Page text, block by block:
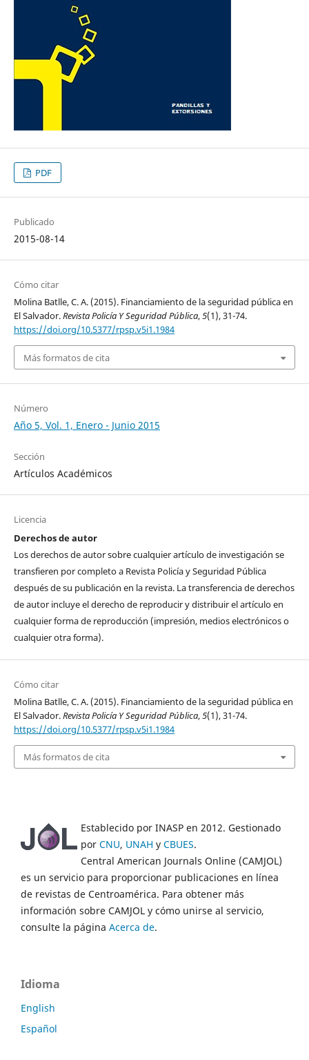
PDF
Publicado
2015-08-14
Cómo citar
Molina Batlle, C. A. (2015). Financiamiento de la seguridad pública en
El Salvador.Revista Policía Y Seguridad Pública,5(1), 31-74.
https://doi.org/10.5377/rpsp.v5i1.1984
Más formatos de cita
Número
Año 5, Vol. 1, Enero - Junio 2015
Sección
Artículos Académicos
Licencia
Derechos de autor
Los derechos de autor sobre cualquier artículo de investigación se
transfieren por completo a Revista Policía y Seguridad Pública
después de su publicación en la revista. La transferencia de derechos
de autor incluye el derecho de reproducir y distribuir el artículo en
cualquier forma de reproducción (impresión, medios electrónicos o
cualquier otra forma).
Cómo citar
Molina Batlle, C. A. (2015). Financiamiento de la seguridad pública en
El Salvador.Revista Policía Y Seguridad Pública,5(1), 31-74.
https://doi.org/10.5377/rpsp.v5i1.1984
Más formatos de cita
Establecido por INASP en 2012. Gestionado
por CNU, UNAH y CBUES.
Central American Journals Online (CAMJOL)
es un servicio para proporcionar publicaciones en línea
de revistas de Centroamérica. Para obtener más
información sobre CAMJOL y cómo unirse al servicio,
consulte la página Acerca de.
Idioma
English
Español